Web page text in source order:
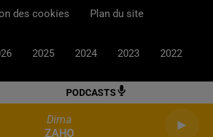
PODCASTS
Dima
ZAHO
des cookies Plan du site
2025 2024 2023 2022